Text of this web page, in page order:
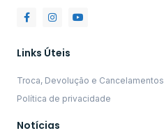
Links Úteis
Troca, Devolução e Cancelamentos
Política de privacidade
Notícias